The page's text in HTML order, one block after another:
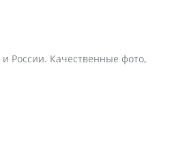
России. Качественные фото,